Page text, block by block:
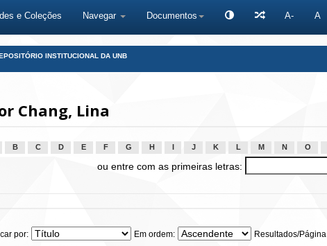
e Coleções Navegar Documentos A- A
INSTITUCIONAL DA UNB
Chang, Lina
B C D E F G H J K L M N O
ou entre com as primeiras letras:
por: Em ordem: Resultados/Página